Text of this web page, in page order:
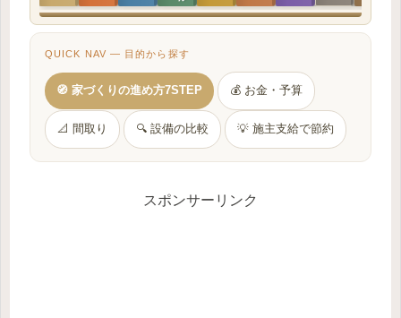
QUICK NAV — 目的から探す
🧭 家づくりの進め方7STEP 💰 お金・予算
📐 間取り 🔍 設備の比較 💡 施主支給で節約
スポンサーリンク